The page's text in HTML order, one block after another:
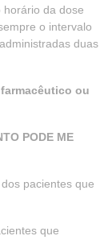
da dose
o intervalo
duas
ou
PODE ME
pacientes que
que